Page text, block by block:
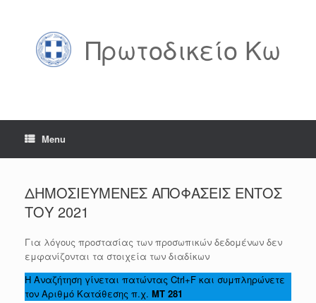
Πρωτοδικείο Κω
Menu
ΔΗΜΟΣΙΕΥΜΕΝΕΣ ΑΠΟΦΑΣΕΙΣ ΕΝΤΟΣ
ΤΟΥ 2021
Για λόγους προστασίας των προσωπικών δεδομένων δεν
εμφανίζονται τα στοιχεία των διαδίκων
Η Αναζήτηση γίνεται πατώντας Ctrl+F και συμπληρώνετε
τον Αριθμό Κατάθεσης π.χ. ΜΤ 281